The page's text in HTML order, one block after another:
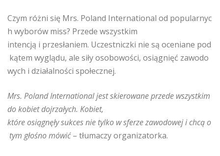
Czym różni się Mrs. Poland International od popularnyc
h wyborów miss? Przede wszystkim
intencją i przesłaniem. Uczestniczki nie są oceniane pod
kątem wyglądu, ale siły osobowości, osiągnięć zawodo
wych i działalności społecznej.
Mrs. Poland International jest skierowane przede wszystkim
do kobiet dojrzałych. Kobiet,
które osiągnęły sukces nie tylko w sferze zawodowej i chcą o
tym głośno mówić – tłumaczy organizatorka.